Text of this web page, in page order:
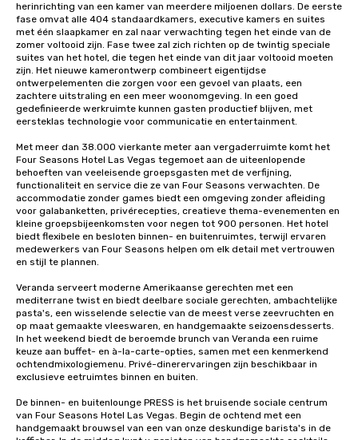
herinrichting van een kamer van meerdere miljoenen dollars. De eerste
fase omvat alle 404 standaardkamers, executive kamers en suites
met één slaapkamer en zal naar verwachting tegen het einde van de
zomer voltooid zijn. Fase twee zal zich richten op de twintig speciale
suites van het hotel, die tegen het einde van dit jaar voltooid moeten
zijn. Het nieuwe kamerontwerp combineert eigentijdse
ontwerpelementen die zorgen voor een gevoel van plaats, een
zachtere uitstraling en een meer woonomgeving. In een goed
gedefinieerde werkruimte kunnen gasten productief blijven, met
eersteklas technologie voor communicatie en entertainment.
Met meer dan 38.000 vierkante meter aan vergaderruimte komt het
Four Seasons Hotel Las Vegas tegemoet aan de uiteenlopende
behoeften van veeleisende groepsgasten met de verfijning,
functionaliteit en service die ze van Four Seasons verwachten. De
accommodatie zonder games biedt een omgeving zonder afleiding
voor galabanketten, privérecepties, creatieve thema-evenementen en
kleine groepsbijeenkomsten voor negen tot 900 personen. Het hotel
biedt flexibele en besloten binnen- en buitenruimtes, terwijl ervaren
medewerkers van Four Seasons helpen om elk detail met vertrouwen
en stijl te plannen.
Veranda serveert moderne Amerikaanse gerechten met een
mediterrane twist en biedt deelbare sociale gerechten, ambachtelijke
pasta's, een wisselende selectie van de meest verse zeevruchten en
op maat gemaakte vleeswaren, en handgemaakte seizoensdesserts.
In het weekend biedt de beroemde brunch van Veranda een ruime
keuze aan buffet- en à-la-carte-opties, samen met een kenmerkend
ochtendmixologiemenu. Privé-dinerervaringen zijn beschikbaar in
exclusieve eetruimtes binnen en buiten.
De binnen- en buitenlounge PRESS is het bruisende sociale centrum
van Four Seasons Hotel Las Vegas. Begin de ochtend met een
handgemaakt brouwsel van een van onze deskundige barista's in de